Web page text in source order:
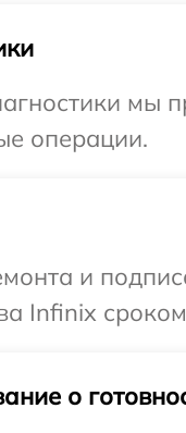
мы
операции.
и
Infinix
о